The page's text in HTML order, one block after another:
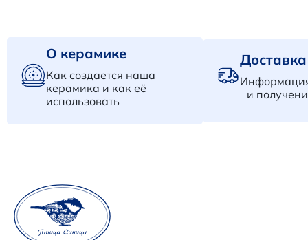
О керамике
Как создается наша
керамика и как её
использовать
и